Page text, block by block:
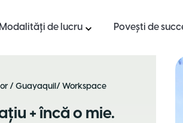
Modalități de lucru Povești de
/ Guayaquil/ Workspace
+ încă o mie.